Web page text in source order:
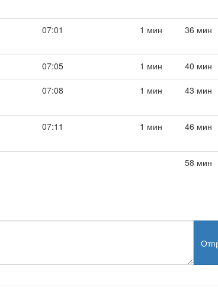
07:01 1 мин 36 мин
07:05 1 мин 40 мин
07:08 1 мин 43 мин
07:11 1 мин 46 мин
58 мин